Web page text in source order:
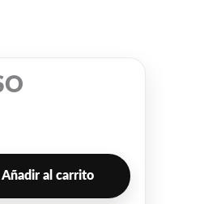
Añadir al carrito